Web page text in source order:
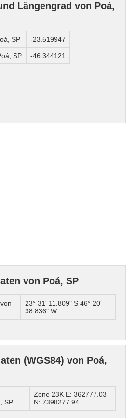
Längengrad von Poá,
SP -23.519947
SP -46.344121
von Poá, SP
23° 31' 11.809" S 46° 20'
38.836" W
(WGS84) von Poá,
SP
Zone 23K E: 362777.03
N: 7398277.94